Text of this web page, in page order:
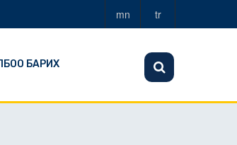
mn tr
БАРИХ